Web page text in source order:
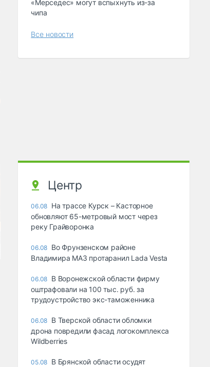
«Мерседес» могут вспыхнуть из-за
чипа
Все новости
Центр
06.08 На трассе Курск – Касторное
обновляют 65-метровый мост через
реку Грайворонка
06.08 Во Фрунзенском районе
Владимира МАЗ протаранил Lada Vesta
06.08 В Воронежской области фирму
оштрафовали на 100 тыс. руб. за
трудоустройство экс-таможенника
06.08 В Тверской области обломки
дрона повредили фасад логокомплекса
Wildberries
05.08 В Брянской области осудят